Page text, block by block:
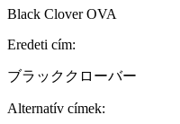
Black Clover OVA
Eredeti cím:
ブラッククローバー
Alternatív címek: